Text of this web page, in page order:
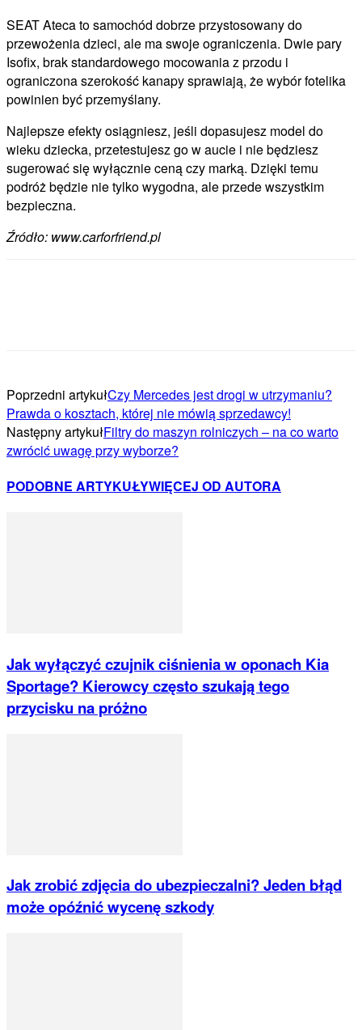
SEAT Ateca to samochód dobrze przystosowany do
przewożenia dzieci, ale ma swoje ograniczenia. Dwie pary
Isofix, brak standardowego mocowania z przodu i
ograniczona szerokość kanapy sprawiają, że wybór fotelika
powinien być przemyślany.
Najlepsze efekty osiągniesz, jeśli dopasujesz model do
wieku dziecka, przetestujesz go w aucie i nie będziesz
sugerować się wyłącznie ceną czy marką. Dzięki temu
podróż będzie nie tylko wygodna, ale przede wszystkim
bezpieczna.
Źródło: www.carforfriend.pl
Poprzedni artykułCzy Mercedes jest drogi w utrzymaniu?
Prawda o kosztach, której nie mówią sprzedawcy!
Następny artykułFiltry do maszyn rolniczych – na co warto
zwrócić uwagę przy wyborze?
PODOBNE ARTYKUŁYWIĘCEJ OD AUTORA
Jak wyłączyć czujnik ciśnienia w oponach Kia
Sportage? Kierowcy często szukają tego
przycisku na próżno
Jak zrobić zdjęcia do ubezpieczalni? Jeden błąd
może opóźnić wycenę szkody